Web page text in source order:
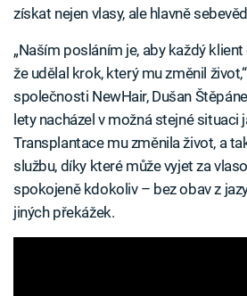
získat nejen vlasy, ale hlavně
„Naším posláním je, aby každý
že udělal krok, který mu změnil
společnosti NewHair, Dušan
lety nacházel v možná stejné situaci
Transplantace mu změnila život, a
službu, díky které může vyjet za
spokojeně kdokoliv – bez obav z
jiných překážek.